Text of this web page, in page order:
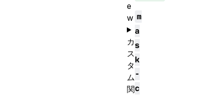
m
a
s
k
-
c
e
w
カ
ス
タ
ム
関